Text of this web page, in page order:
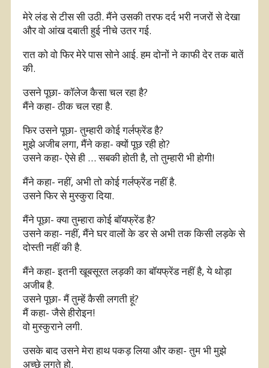
मेरे लंड से टीस सी उठी. मैंने उसकी तरफ दर्द भरी नजरों से देखा
और वो आंख दबाती हुई नीचे उतर गई.
रात को वो फिर मेरे पास सोने आई. हम दोनों ने काफी देर तक बातें
की.
उसने पूछा- कॉलेज कैसा चल रहा है?
मैंने कहा- ठीक चल रहा है.
फिर उसने पूछा- तुम्हारी कोई गर्लफ्रेंड है?
मुझे अजीब लगा, मैंने कहा- क्यों पूछ रही हो?
उसने कहा- ऐसे ही … सबकी होती है, तो तुम्हारी भी होगी!
मैंने कहा- नहीं, अभी तो कोई गर्लफ्रेंड नहीं है.
उसने फिर से मुस्कुरा दिया.
मैंने पूछा- क्या तुम्हारा कोई बॉयफ्रेंड है?
उसने कहा- नहीं, मैंने घर वालों के डर से अभी तक किसी लड़के से
दोस्ती नहीं की है.
मैंने कहा- इतनी खूबसूरत लड़की का बॉयफ्रेंड नहीं है, ये थोड़ा
अजीब है.
उसने पूछा- मैं तुम्हें कैसी लगती हूं?
मैं कहा- जैसे हीरोइन!
वो मुस्कुराने लगी.
उसके बाद उसने मेरा हाथ पकड़ लिया और कहा- तुम भी मुझे
अच्छे लगते हो.